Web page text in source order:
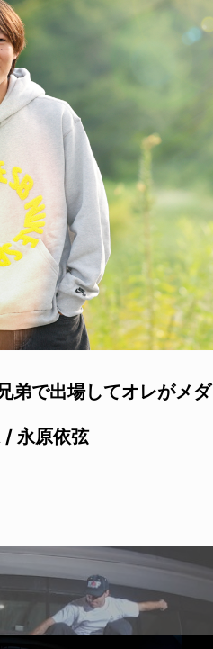
弟で出場してオレがメダ
永原依弦